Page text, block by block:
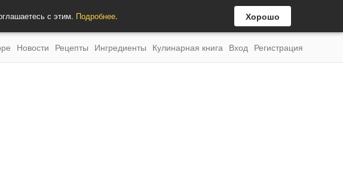
с этим. Подробнее. Хорошо
Новости Рецепты Ингредиенты Кулинарная книга Вход Регистрация